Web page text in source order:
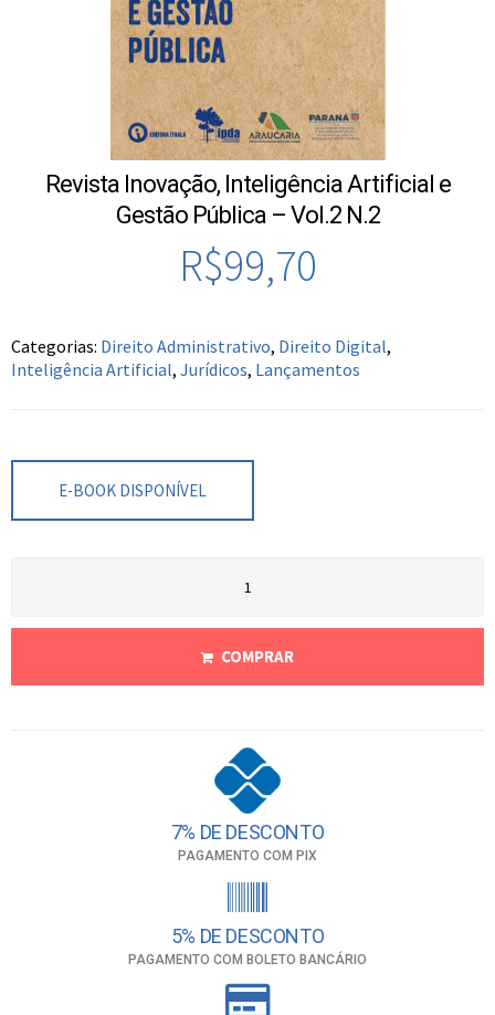
Revista Inovação, Inteligência Artificial e
Gestão Pública – Vol.2 N.2
R$99,70
Categorias: Direito Administrativo, Direito Digital,
Inteligência Artificial, Jurídicos, Lançamentos
E-BOOK DISPONÍVEL
COMPRAR
7% DE DESCONTO
PAGAMENTO COM PIX
5% DE DESCONTO
PAGAMENTO COM BOLETO BANCÁRIO